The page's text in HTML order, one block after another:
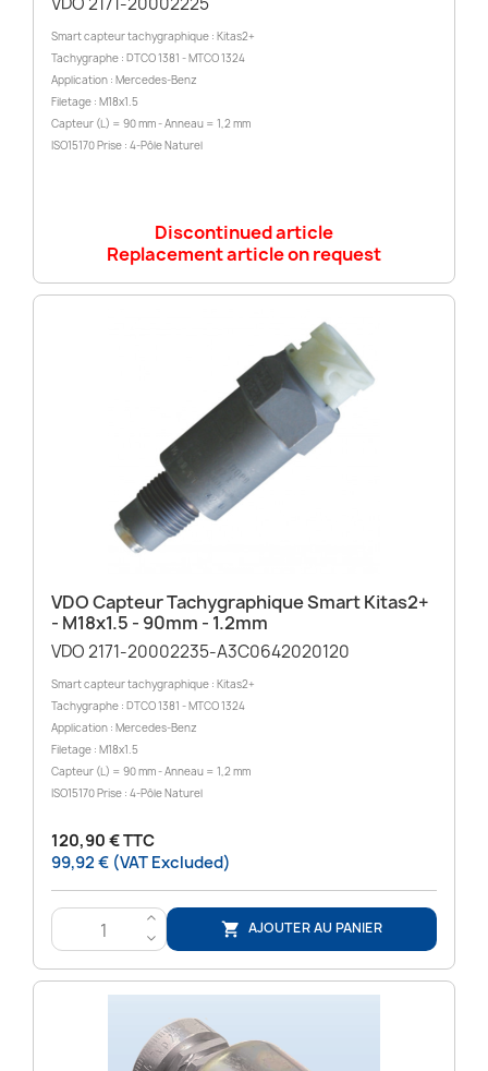
Smart capteur tachygraphique : Kitas2+
Tachygraphe : DTCO 1381 - MTCO 1324
Application : Mercedes-Benz
Filetage : M18x1.5
Capteur (L) = 90 mm - Anneau = 1,2 mm
ISO15170 Prise : 4-Pôle Naturel
Discontinued article
Replacement article on request
VDO Capteur Tachygraphique Smart Kitas2+
- M18x1.5 - 90mm - 1.2mm
VDO 2171-20002235-A3C0642020120
Smart capteur tachygraphique : Kitas2+
Tachygraphe : DTCO 1381 - MTCO 1324
Application : Mercedes-Benz
Filetage : M18x1.5
Capteur (L) = 90 mm - Anneau = 1,2 mm
ISO15170 Prise : 4-Pôle Naturel
120,90 € TTC
99,92 € (VAT Excluded)
>
<
 AJOUTER AU PANIER